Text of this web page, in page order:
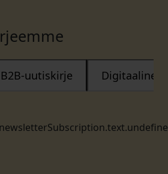
B2B-uutiskirje Digitaalinen